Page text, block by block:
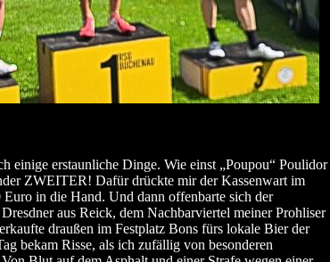
einige erstaunliche Dinge. Wie einst „Poupou“ Poulidor
ZWEITER! Dafür drückte mir der Kassenwart im
in die Hand. Und dann offenbarte sich der
aus Reick, dem Nachbarviertel meiner Prohliser
draußen im Festplatz Bons fürs lokale Bier der
bekam Risse, als ich zufällig von besonderen